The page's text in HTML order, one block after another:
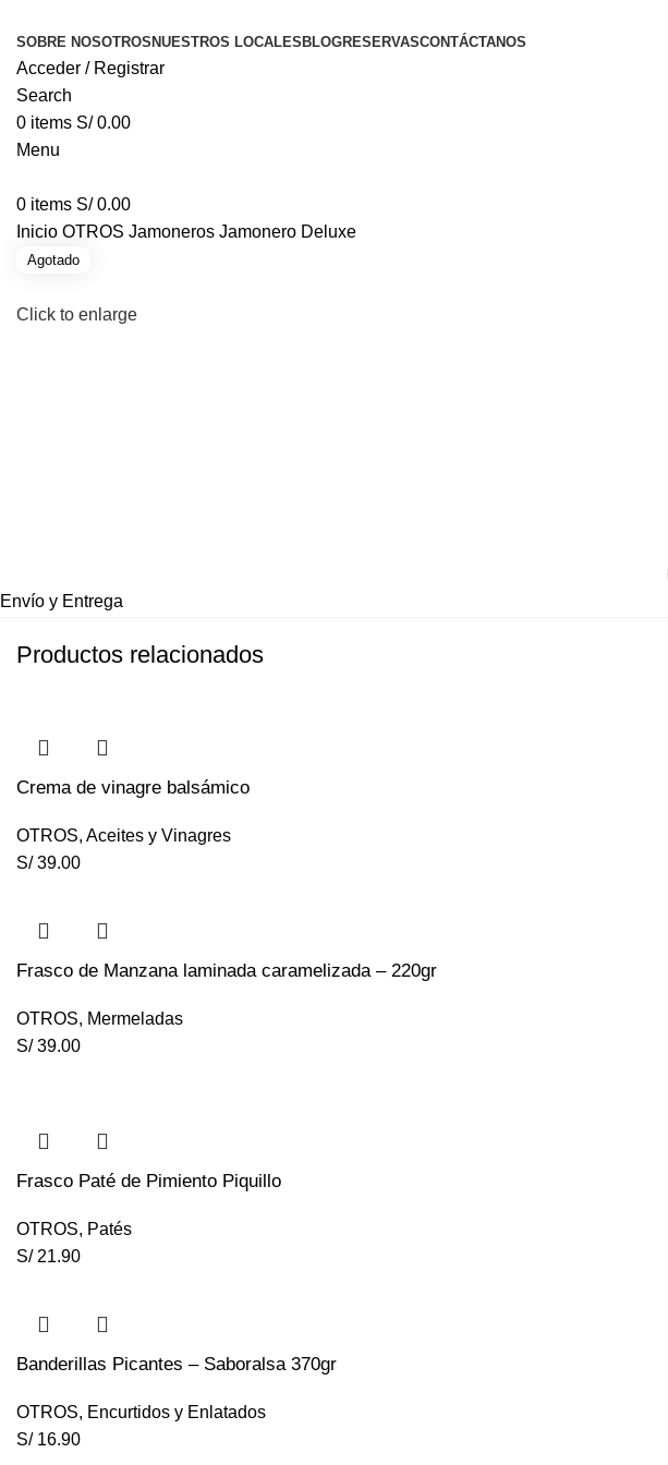
SOBRE NOSOTROS NUESTROS LOCALES BLOGRESERVASCONTÁCTANOS
Acceder / Registrar
Search
0 items S/0.00
Menu
0 items S/0.00
Inicio OTROS Jamoneros Jamonero Deluxe
Agotado
Click to enlarge
Envío y Entrega
Productos relacionados
Crema de vinagre balsámico
OTROS, Aceites y Vinagres
S/39.00
Frasco de Manzana laminada caramelizada – 220gr
OTROS, Mermeladas
S/39.00
Frasco Paté de Pimiento Piquillo
OTROS, Patés
S/21.90
Banderillas Picantes – Saboralsa 370gr
OTROS, Encurtidos y Enlatados
S/16.90